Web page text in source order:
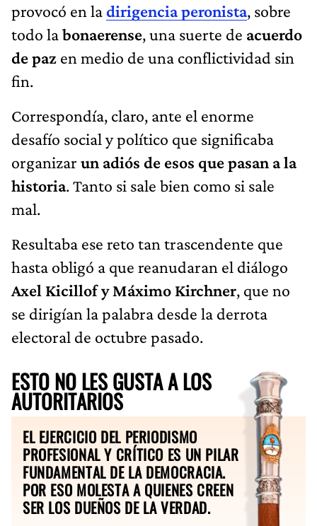
provocó en ladirigencia peronista, sobre
todo labonaerense, una suerte de acuerdo
de paz en medio de una conflictividad sin
fin.
Correspondía, claro, ante el enorme
desafío social y político que significaba
organizar un adiós de esos que pasan a la
historia. Tanto si sale bien como si sale
mal.
Resultaba ese reto tan trascendente que
hasta obligó a que reanudaran el diálogo
Axel Kicillof y Máximo Kirchner, que no
se dirigían la palabra desde la derrota
electoral de octubre pasado.
ESTO NO LES GUSTA A LOS
AUTORITARIOS
EL EJERCICIO DEL PERIODISMO
PROFESIONAL Y CRÍTICO ES UN PILAR
FUNDAMENTAL DE LA DEMOCRACIA.
POR ESO MOLESTA A QUIENES CREEN
SER LOS DUEÑOS DE LA VERDAD.